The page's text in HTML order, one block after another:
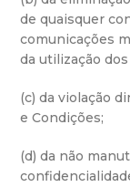
de quaisquer
comunicações
da utilização
(c) da violação
e Condições;
(d) da não